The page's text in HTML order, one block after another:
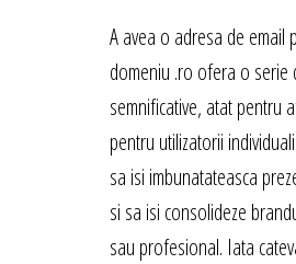
A avea o adresa de email
domeniu .ro ofera o serie
semnificative, atat pentru
pentru utilizatorii
sa isi imbunatateasca
si sa isi consolideze
sau profesional. Iata